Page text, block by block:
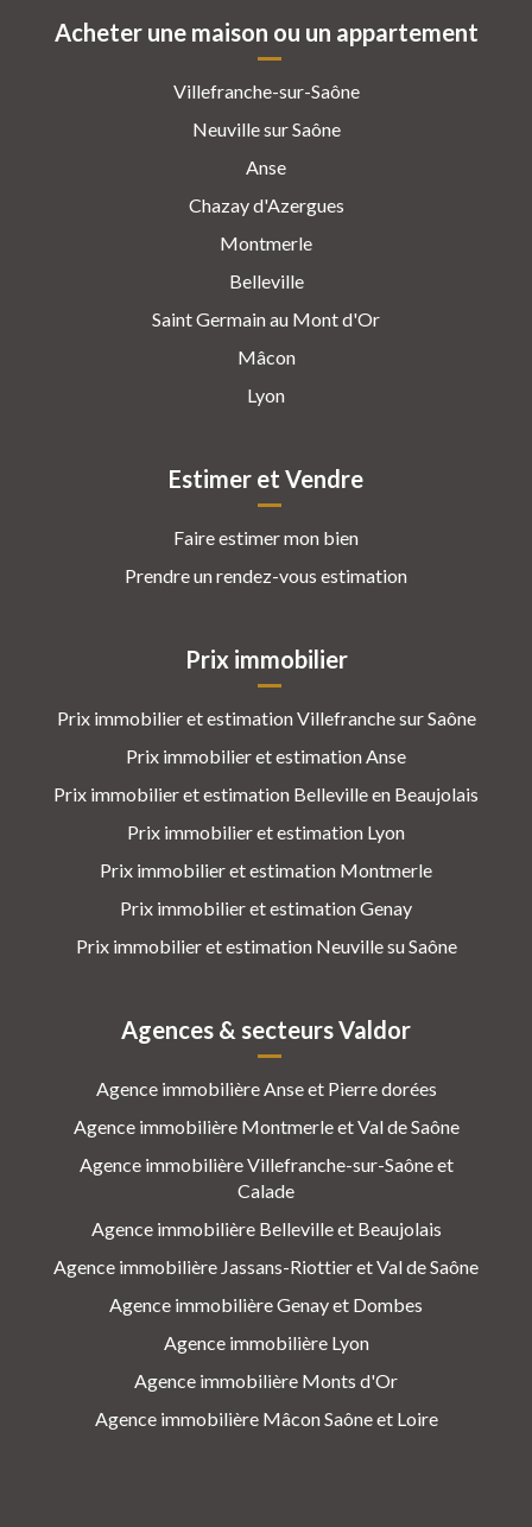
Acheter une maison ou un appartement
Villefranche-sur-Saône
Neuville sur Saône
Anse
Chazay d'Azergues
Montmerle
Belleville
Saint Germain au Mont d'Or
Mâcon
Lyon
Estimer et Vendre
Faire estimer mon bien
Prendre un rendez-vous estimation
Prix immobilier
Prix immobilier et estimation Villefranche sur Saône
Prix immobilier et estimation Anse
Prix immobilier et estimation Belleville en Beaujolais
Prix immobilier et estimation Lyon
Prix immobilier et estimation Montmerle
Prix immobilier et estimation Genay
Prix immobilier et estimation Neuville su Saône
Agences & secteurs Valdor
Agence immobilière Anse et Pierre dorées
Agence immobilière Montmerle et Val de Saône
Agence immobilière Villefranche-sur-Saône et
Calade
Agence immobilière Belleville et Beaujolais
Agence immobilière Jassans-Riottier et Val de Saône
Agence immobilière Genay et Dombes
Agence immobilière Lyon
Agence immobilière Monts d'Or
Agence immobilière Mâcon Saône et Loire